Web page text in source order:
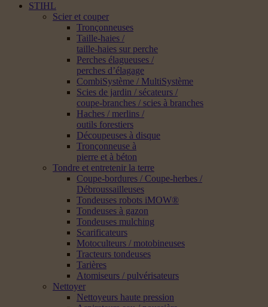
STIHL
Scier et couper
Tronçonneuses
Taille-haies /
taille-haies sur perche
Perches élagueuses /
perches d’élagage
CombiSystème / MultiSystème
Scies de jardin / sécateurs /
coupe-branches / scies à branches
Haches / merlins /
outils forestiers
Découpeuses à disque
Tronçonneuse à
pierre et à béton
Tondre et entretenir la terre
Coupe-bordures / Coupe-herbes /
Débroussailleuses
Tondeuses robots iMOW®
Tondeuses à gazon
Tondeuses mulching
Scarificateurs
Motoculteurs / motobineuses
Tracteurs tondeuses
Tarières
Atomiseurs / pulvérisateurs
Nettoyer
Nettoyeurs haute pression